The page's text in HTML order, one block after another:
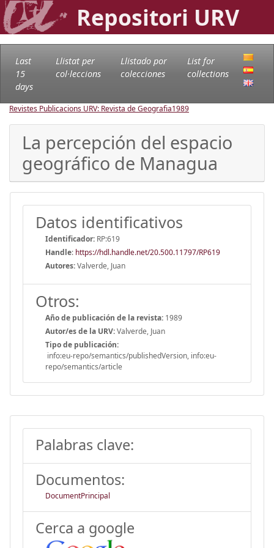
Repositori URV
Last
15
days
Llistat per
col·leccions
Llistado por
colecciones
List for
collections
Revistes Publicacions URV: Revista de Geografia1989
La percepción del espacio
geográfico de Managua
Datos identificativos
Identificador: RP:619
Handle: https://hdl.handle.net/20.500.11797/RP619
Autores:Valverde, Juan
Otros:
Año de publicación de la revista: 1989
Autor/es de la URV:Valverde, Juan
Tipo de publicación:
info:eu-repo/semantics/publishedVersion, info:eu-
repo/semantics/article
Palabras clave:
Documentos:
DocumentPrincipal
Cerca a google